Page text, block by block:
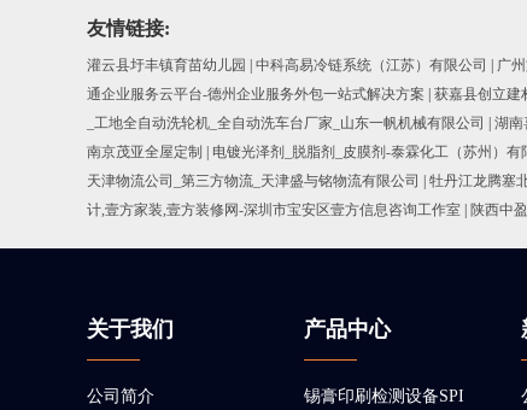
友情链接:
灌云县圩丰镇育苗幼儿园 中科高易冷链系统（江苏）有限公司 广
通企业服务云平台-德州企业服务外包一站式解决方案
获嘉县创立建
_工地全自动洗轮机_全自动洗车台厂家_山东一帆机械有限公司
湖南
南京茂亚全屋定制
电镀光泽剂_脱脂剂_皮膜剂-泰霖化工（苏州）有
天津物流公司_第三方物流_天津盛与铭物流有限公司
牡丹江龙腾塞
计,壹方家装,壹方装修网-深圳市宝安区壹方信息咨询工作室
陕西中
关于我们
公司简介
产品中心
锡膏印刷检测设备SPI